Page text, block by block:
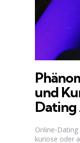
und
Online-
kuriose oder